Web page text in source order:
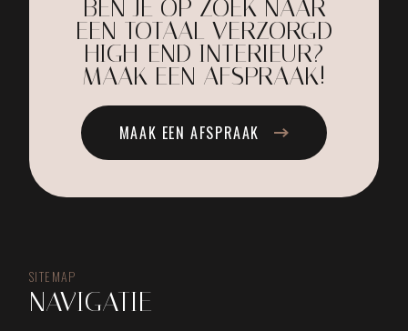
BEN JE OP ZOEK NAAR
EEN TOTAAL VERZORGD
HIGH-END INTERIEUR?
MAAK EEN AFSPRAAK!
MAAK EEN AFSPRAAK
SITEMAP
NAVIGATIE